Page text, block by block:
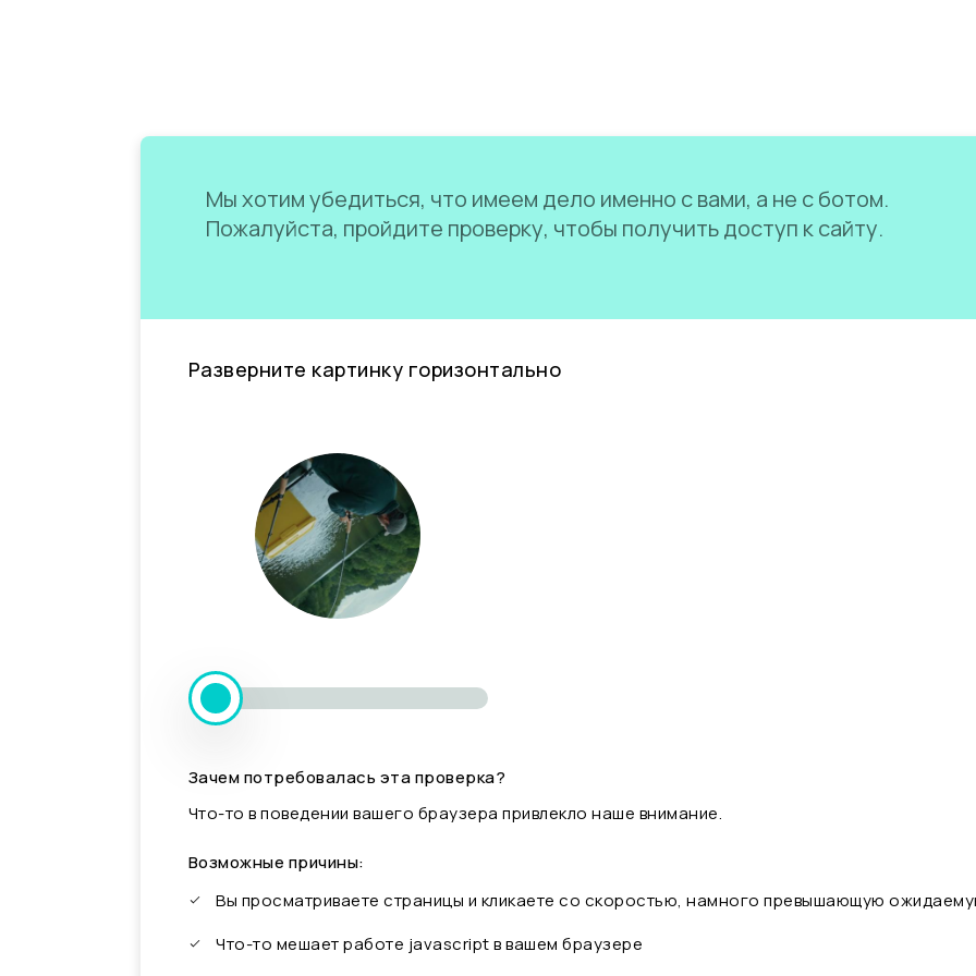
Мы хотим убедиться, что имеем дело именно с вами, а не с ботом.
Пожалуйста, пройдите проверку, чтобы получить доступ к сайту.
Разверните картинку горизонтально
Зачем потребовалась эта проверка?
Что-то в поведении вашего браузера привлекло наше внимание.
Возможные причины:
Вы просматриваете страницы и кликаете со скоростью, намного превышающую
Что-то мешает работе javascript в вашем браузере